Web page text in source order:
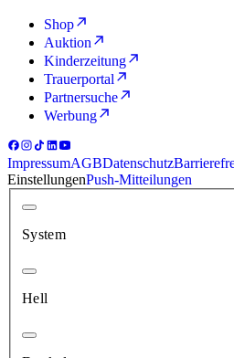
Shop
Auktion
Kinderzeitung
Trauerportal
Partnersuche
Werbung
ImpressumAGBDatenschutz
EinstellungenPush-Mitteilungen
System
Hell